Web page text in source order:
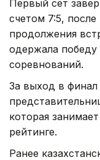
Первый сет
счетом 7:5, после
продолжения
одержала победу
соревнований.
За выход в финал
которая
рейтинге.
Ранее